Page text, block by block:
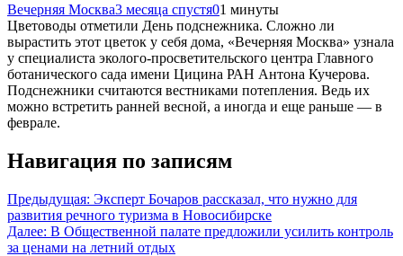
Вечерняя Москва3 месяца спустя01 минуты
Цветоводы отметили День подснежника. Сложно ли
вырастить этот цветок у себя дома, «Вечерняя Москва» узнала
у специалиста эколого-просветительского центра Главного
ботанического сада имени Цицина РАН Антона Кучерова.
Подснежники считаются вестниками потепления. Ведь их
можно встретить ранней весной, а иногда и еще раньше — в
феврале.
Навигация по записям
Предыдущая: Эксперт Бочаров рассказал, что нужно для
развития речного туризма в Новосибирске
Далее: В Общественной палате предложили усилить контроль
за ценами на летний отдых